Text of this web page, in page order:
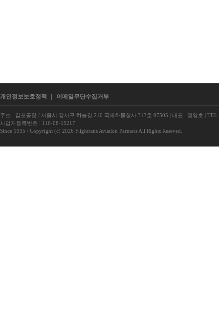
개인정보보호정책 이메일무단수집거부
주소 : 김포공항 / 서울시 강서구 하늘길 210 국제화물청사 313호 07505 | 대표 : 정영초 | TEL
사업자등록번호 : 116-08-15217
Since 1995 / Copyright (c) 2026 Flightrans Aviation Partners All Rights Reseved.